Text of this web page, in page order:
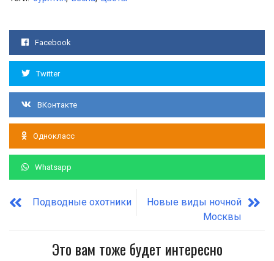
Facebook
Twitter
ВКонтакте
Однокласс
Whatsapp
Подводные охотники
Новые виды ночной
Москвы
Это вам тоже будет интересно